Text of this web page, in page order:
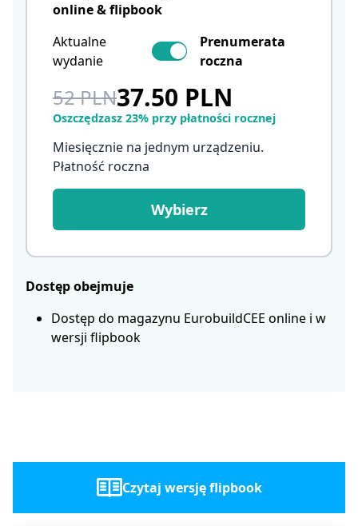
online & flipbook
Aktualne
wydanie
Prenumerata
roczna
52 PLN37.50 PLN
Oszczędzasz 23% przy płatności rocznej
Miesięcznie na jednym urządzeniu.
Płatność roczna
Wybierz
Dostęp obejmuje
Dostęp do magazynu EurobuildCEE online i w
wersji flipbook
Czytaj wersję flipbook